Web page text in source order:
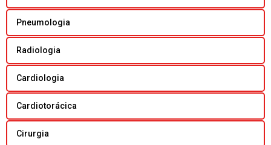
Pneumologia
Radiologia
Cardiologia
Cardiotorácica
Cirurgia